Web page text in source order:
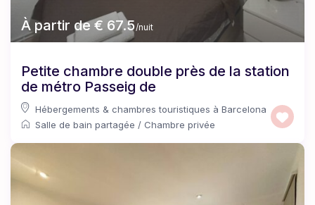
À partir de € 67.5/nuit
Petite chambre double près de la station
de métro Passeig de
Hébergements & chambres touristiques à Barcelona
Salle de bain partagée /Chambre privée